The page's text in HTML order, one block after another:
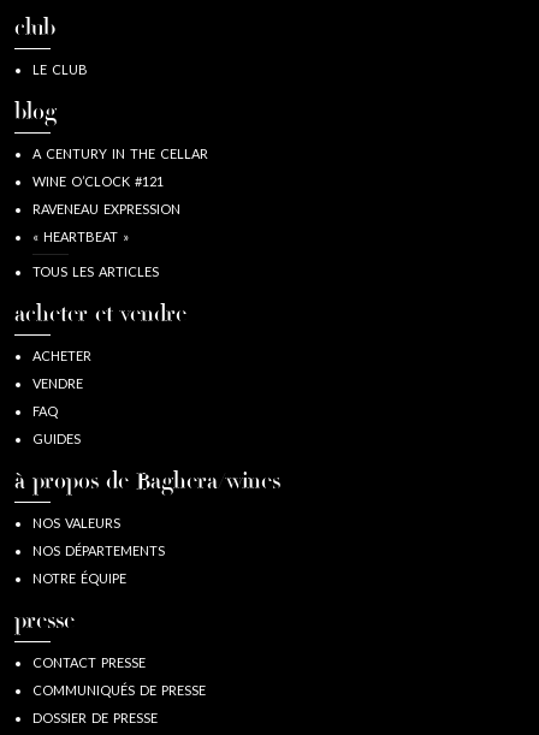
club
LE CLUB
blog
A CENTURY IN THE CELLAR
WINE O’CLOCK #121
RAVENEAU EXPRESSION
« HEARTBEAT »
TOUS LES ARTICLES
acheter et vendre
ACHETER
VENDRE
FAQ
GUIDES
à propos de Baghera/wines
NOS VALEURS
NOS DÉPARTEMENTS
NOTRE ÉQUIPE
presse
CONTACT PRESSE
COMMUNIQUÉS DE PRESSE
DOSSIER DE PRESSE